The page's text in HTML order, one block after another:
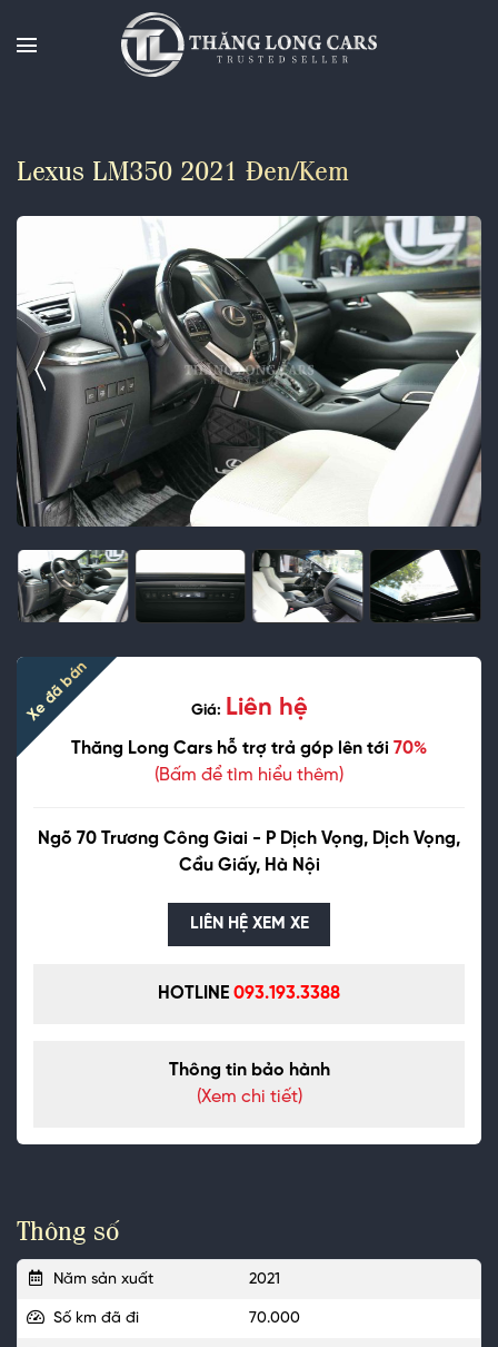
đến
Lexus LM350 2021 Đen/Kem
Giá: Liên hệ
Thăng Long Cars hỗ trợ trả góp lên tới 70%
(Bấm để tìm hiểu thêm)
Ngõ 70 Trương Công Giai - P Dịch Vọng, Dịch Vọng,
Cầu Giấy, Hà Nội
LIÊN HỆ XEM XE
HOTLINE 093.193.3388
Thông tin bảo hành
(Xem chi tiết)
Xe đã bán
Thông số
Năm sản xuất 2021
Số km đã đi 70.000